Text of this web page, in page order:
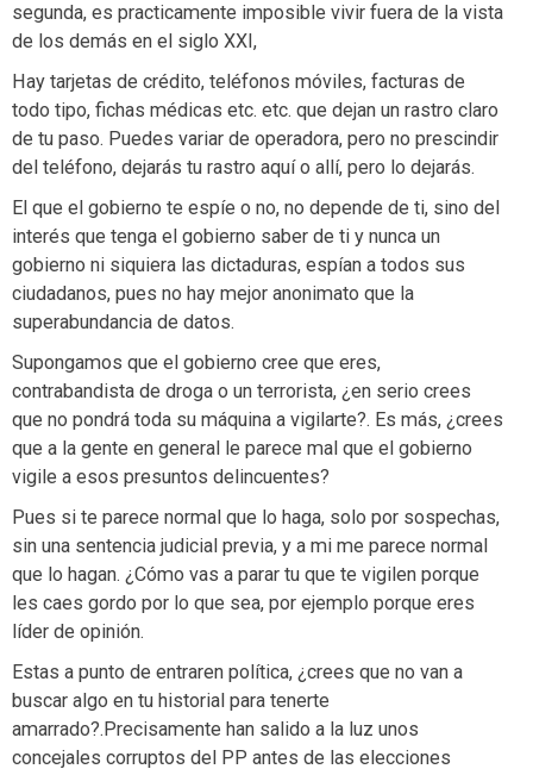
segunda, es practicamente imposible vivir fuera de la vista
de los demás en el siglo XXI,
Hay tarjetas de crédito, teléfonos móviles, facturas de
todo tipo, fichas médicas etc. etc. que dejan un rastro claro
de tu paso. Puedes variar de operadora, pero no prescindir
del teléfono, dejarás tu rastro aquí o allí, pero lo dejarás.
El que el gobierno te espíe o no, no depende de ti, sino del
interés que tenga el gobierno saber de ti y nunca un
gobierno ni siquiera las dictaduras, espían a todos sus
ciudadanos, pues no hay mejor anonimato que la
superabundancia de datos.
Supongamos que el gobierno cree que eres,
contrabandista de droga o un terrorista, ¿en serio crees
que no pondrá toda su máquina a vigilarte?. Es más, ¿crees
que a la gente en general le parece mal que el gobierno
vigile a esos presuntos delincuentes?
Pues si te parece normal que lo haga, solo por sospechas,
sin una sentencia judicial previa, y a mi me parece normal
que lo hagan. ¿Cómo vas a parar tu que te vigilen porque
les caes gordo por lo que sea, por ejemplo porque eres
líder de opinión.
Estas a punto de entraren política, ¿crees que no van a
buscar algo en tu historial para tenerte
amarrado?.Precisamente han salido a la luz unos
concejales corruptos del PP antes de las elecciones